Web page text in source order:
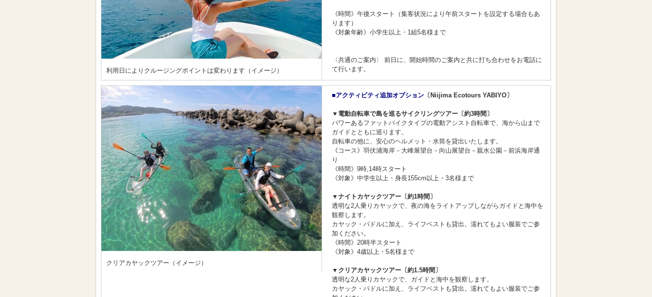
利用日によりクルージングポイントは変わります（イメージ）
《時間》午後スタート（集客状況により午前スタートを設定する場合もあ
ります）
《対象年齢》小学生以上・1組5名様まで
〈共通のご案内〉 前日に、開始時間のご案内と共に打ち合わせをお電話に
て行います。
クリアカヤックツアー（イメージ）
■アクティビティ追加オプション 〔Niijima Ecotours YABIYO〕
▼電動自転車で島を巡るサイクリングツアー〔約3時間〕
パワーあるファットバイクタイプの電動アシスト自転車で、海から山まで
ガイドとともに巡ります。
自転車の他に、安心のヘルメット・水筒を貸出いたします。
《コース》羽伏浦海岸－大峰展望台－向山展望台－親水公園－前浜海岸通
り
《時間》9時,14時スタート
《対象》中学生以上・身長155cm以上・3名様まで
▼ナイトカヤックツアー〔約1時間〕
透明な2人乗りカヤックで、夜の海をライトアップしながらガイドと海中を
観察します。
カヤック・パドルに加え、ライフベストも貸出。濡れてもよい服装でご参
加ください。
《時間》20時半スタート
《対象》4歳以上・5名様まで
▼クリアカヤックツアー〔約1.5時間〕
透明な2人乗りカヤックで、ガイドと海中を観察します。
カヤック・パドルに加え、ライフベストも貸出。濡れてもよい服装でご参